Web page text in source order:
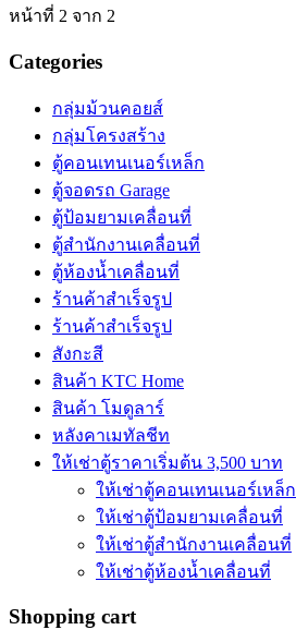
หน้าที่ 2 จาก 2
Categories
กลุ่มม้วนคอยส์
กลุ่มโครงสร้าง
ตู้คอนเทนเนอร์เหล็ก
ตู้จอดรถ Garage
ตู้ป้อมยามเคลื่อนที่
ตู้สำนักงานเคลื่อนที่
ตู้ห้องน้ำเคลื่อนที่
ร้านค้าสำเร็จรูป
ร้านค้าสำเร็จรูป
สังกะสี
สินค้า KTC Home
สินค้า โมดูลาร์
หลังคาเมทัลชีท
ให้เช่าตู้ราคาเริ่มต้น 3,500 บาท
ให้เช่าตู้คอนเทนเนอร์เหล็ก
ให้เช่าตู้ป้อมยามเคลื่อนที่
ให้เช่าตู้สำนักงานเคลื่อนที่
ให้เช่าตู้ห้องน้ำเคลื่อนที่
Shopping cart